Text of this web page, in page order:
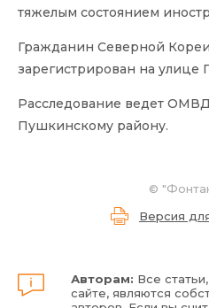
тяжелым состоянием
Гражданин Северной
зарегистрирован на улице
Расследование ведет
Пушкинскому району.
©
Версия
Авторам: Все
сайте, являются